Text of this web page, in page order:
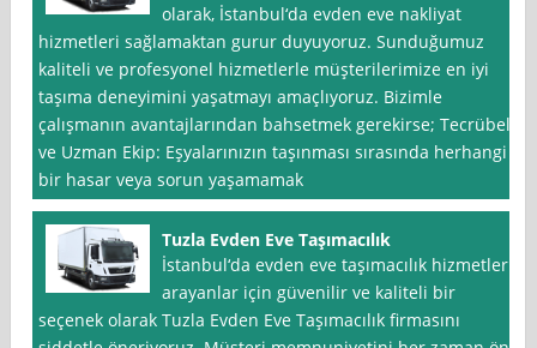
olarak, İstanbul‘da evden eve nakliyat
hizmetleri sağlamaktan gurur duyuyoruz. Sunduğumuz
kaliteli ve profesyonel hizmetlerle müşterilerimize en iyi
taşıma deneyimini yaşatmayı amaçlıyoruz. Bizimle
çalışmanın avantajlarından bahsetmek gerekirse; Tecrübeli
ve Uzman Ekip: Eşyalarınızın taşınması sırasında herhangi
bir hasar veya sorun yaşamamak
Tuzla Evden Eve Taşımacılık
İstanbul‘da evden eve taşımacılık hizmetleri
arayanlar için güvenilir ve kaliteli bir
seçenek olarak Tuzla Evden Eve Taşımacılık firmasını